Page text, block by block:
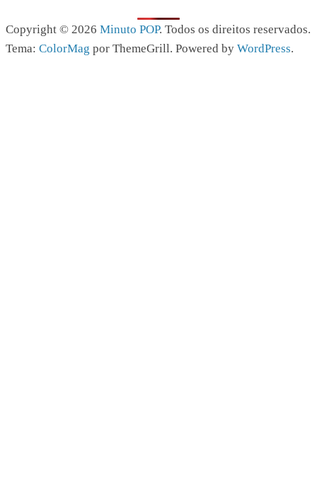
Copyright © 2026 Minuto POP. Todos os direitos reservados.
Tema: ColorMag por ThemeGrill. Powered by WordPress.